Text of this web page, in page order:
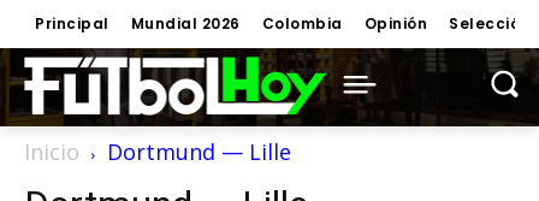
Principal Mundial 2026 Colombia Opinión Selección
Inicio Dortmund — Lille